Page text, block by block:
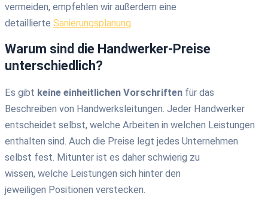
vermeiden, empfehlen wir außerdem eine
detaillierte Sanierungsplanung.
Warum sind die Handwerker-Preise
unterschiedlich?
Es gibt keine einheitlichen Vorschriften für das
Beschreiben von Handwerksleitungen. Jeder Handwerker
entscheidet selbst, welche Arbeiten in welchen Leistungen
enthalten sind. Auch die Preise legt jedes Unternehmen
selbst fest. Mitunter ist es daher schwierig zu
wissen, welche Leistungen sich hinter den
jeweiligen Positionen verstecken.